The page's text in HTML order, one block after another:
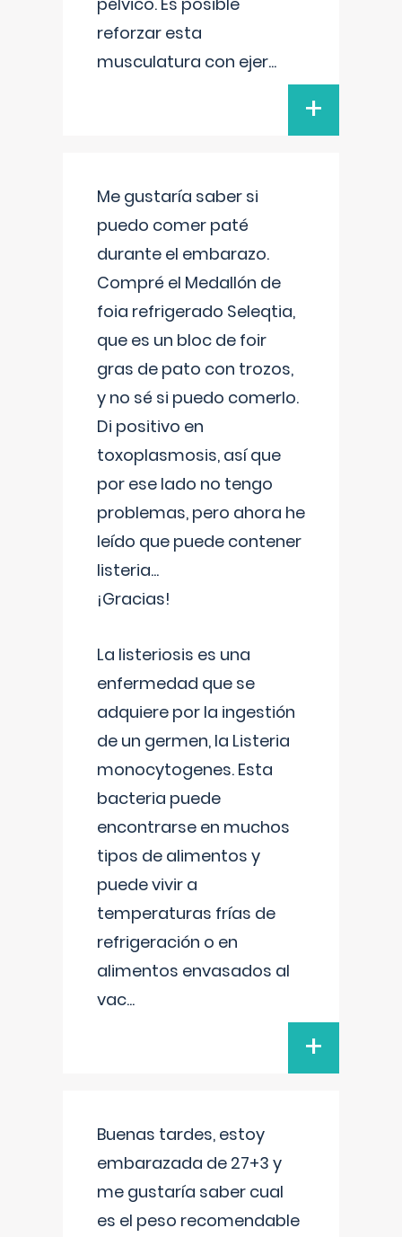
reforzar esta
musculatura con ejer...
+
Me gustaría saber si
puedo comer paté
durante el embarazo.
Compré el Medallón de
foia refrigerado Seleqtia,
que es un bloc de foir
gras de pato con trozos,
y no sé si puedo comerlo.
Di positivo en
toxoplasmosis, así que
por ese lado no tengo
problemas, pero ahora he
leído que puede contener
listeria...
¡Gracias!
La listeriosis es una
enfermedad que se
adquiere por la ingestión
de un germen, la Listeria
monocytogenes. Esta
bacteria puede
encontrarse en muchos
tipos de alimentos y
puede vivir a
temperaturas frías de
refrigeración o en
alimentos envasados al
vac...
+
Buenas tardes, estoy
embarazada de 27+3 y
me gustaría saber cual
es el peso recomendable